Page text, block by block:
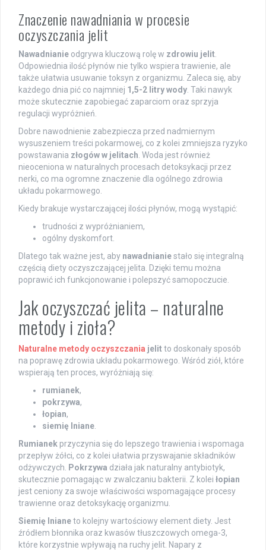
Znaczenie nawadniania w procesie
oczyszczania jelit
Nawadnianie odgrywa kluczową rolę w zdrowiu jelit
Odpowiednia ilość płynów nie tylko wspiera trawienie, ale
także ułatwia usuwanie toksyn z organizmu. Zaleca się, aby
każdego dnia pić co najmniej 1,5-2 litry wody . Taki nawyk
może skutecznie zapobiegać zaparciom oraz sprzyja
regulacji wypróżnień.
Dobre nawodnienie zabezpiecza przed nadmiernym
wysuszeniem treści pokarmowej, co z kolei zmniejsza ryzyko
powstawania złogów w jelitach . Woda jest również
nieoceniona w naturalnych procesach detoksykacji przez
nerki, co ma ogromne znaczenie dla ogólnego zdrowia
układu pokarmowego.
Kiedy brakuje wystarczającej ilości płynów, mogą wystąpić:
trudności z wypróżnianiem,
ogólny dyskomfort.
Dlatego tak ważne jest, aby nawadnianiestało się integralną
częścią diety oczyszczającej jelita. Dzięki temu można
poprawić ich funkcjonowanie i polepszyć samopoczucie.
Jak oczyszczać jelita – naturalne
metody i zioła?
Naturalne metody oczyszczania jelitto doskonały sposób
na poprawę zdrowia układu pokarmowego. Wśród ziół, które
wspierają ten proces, wyróżniają się:
rumianek,
pokrzywa,
łopian,
siemię lniane
Rumianek przyczynia się do lepszego trawienia i wspomaga
przepływ żółci, co z kolei ułatwia przyswajanie składników
odżywczych.
Pokrzywa działa jak naturalny antybiotyk,
skutecznie pomagając w zwalczaniu bakterii. Z kolei łopian
jest ceniony za swoje właściwości wspomagające procesy
trawienne oraz detoksykację organizmu.
Siemię lnianeto kolejny wartościowy element diety. Jest
źródłem błonnika oraz kwasów tłuszczowych omega-3,
które korzystnie wpływają na ruchy jelit. Napary z